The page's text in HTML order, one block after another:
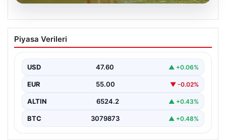
04.08.2026
Olmaz denen oldu! Maç sırasında
yıldırım çarptı: O futbolcu hayatını
Piyasa Verileri
USD 47.60 ▲ +0.06%
EUR 55.00 ▼ -0.02%
ALTIN 6524.2 ▲ +0.43%
BTC 3079873 ▲ +0.48%